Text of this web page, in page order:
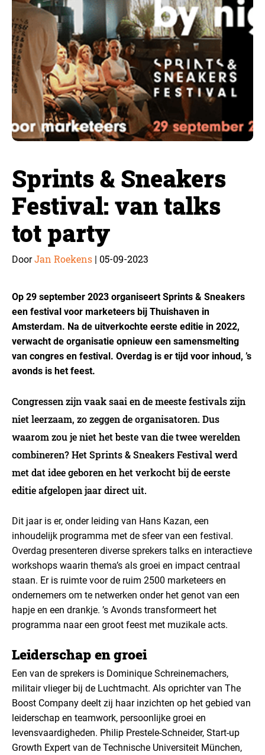
Sprints & Sneakers
Festival: van talks
tot party
DoorJan Roekens | 05-09-2023
Op 29 september 2023 organiseert Sprints & Sneakers
een festival voor marketeers bij Thuishaven in
Amsterdam. Na de uitverkochte eerste editie in 2022,
verwacht de organisatie opnieuw een samensmelting
van congres en festival. Overdag is er tijd voor inhoud, ’s
avonds is het feest.
Congressen zijn vaak saai en de meeste festivals zijn
niet leerzaam, zo zeggen de organisatoren. Dus
waarom zou je niet het beste van die twee werelden
combineren? Het Sprints & Sneakers Festival werd
met dat idee geboren en het verkocht bij de eerste
editie afgelopen jaar direct uit.
Dit jaar is er, onder leiding van Hans Kazan, een
inhoudelijk programma met de sfeer van een festival.
Overdag presenteren diverse sprekers talks en interactieve
workshops waarin thema’s als groei en impact centraal
staan. Er is ruimte voor de ruim 2500 marketeers en
ondernemers om te netwerken onder het genot van een
hapje en een drankje. ’s Avonds transformeert het
programma naar een groot feest met muzikale acts.
Leiderschap en groei
Een van de sprekers is Dominique Schreinemachers,
militair vlieger bij de Luchtmacht. Als oprichter van The
Boost Company deelt zij haar inzichten op het gebied van
leiderschap en teamwork, persoonlijke groei en
levensvaardigheden. Philip Prestele-Schneider, Start-up
Growth Expert van de Technische Universiteit München,